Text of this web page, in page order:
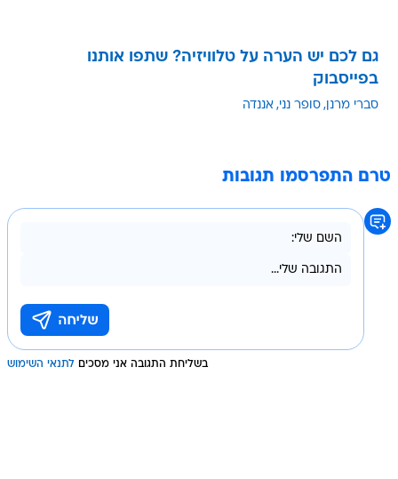
גם לכם יש הערה על טלוויזיה? שתפו אותנו
בפייסבוק
סברי מרנן סופר נני אננדה
טרם התפרסמו תגובות
בשליחת התגובה אני מסכים לתנאי השימוש